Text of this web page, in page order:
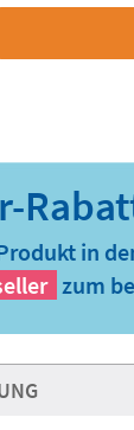
in
zum